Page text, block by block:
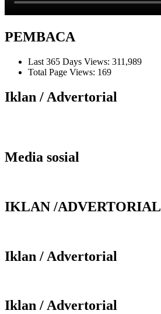
PEMBACA
Last 365 Days Views: 311,989
Total Page Views: 169
Iklan / Advertorial
Media sosial
IKLAN /ADVERTORIAL
Iklan / Advertorial
Iklan / Advertorial